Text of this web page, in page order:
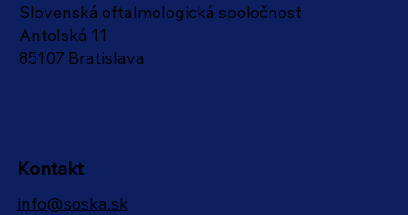
Slovenská oftalmologická spoločnosť
Antolská 11
85107 Bratislava
Kontakt
info@soska.sk